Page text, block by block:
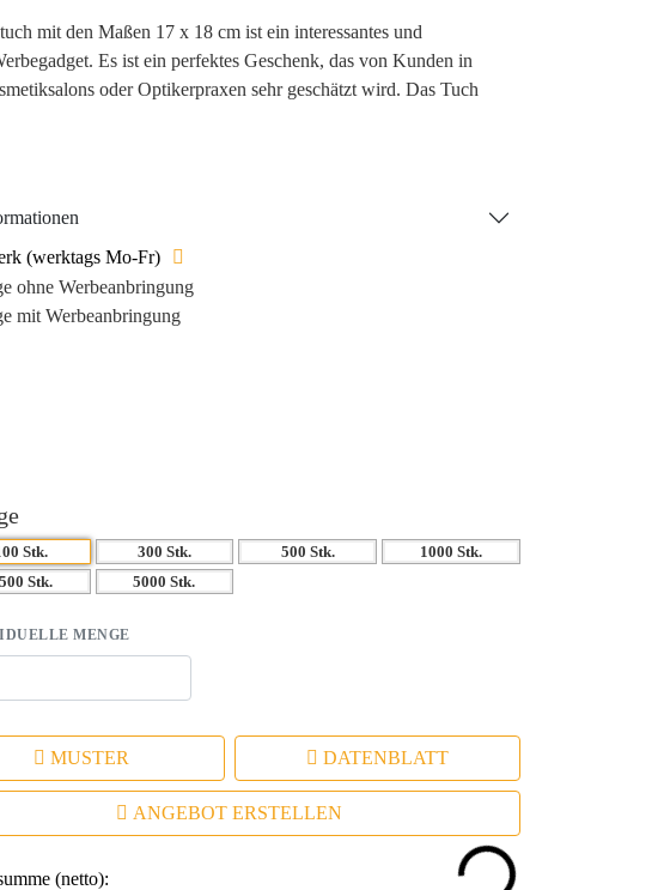
mit den Maßen 17 x 18 cm ist ein interessantes und
Es ist ein perfektes Geschenk, das von Kunden in
oder Optikerpraxen sehr geschätzt wird. Das Tuch
farbenfrohe Gestaltungsmöglichkeit für individuelle
(werktags Mo-Fr)
ohne Werbeanbringung
mit Werbeanbringung
Stk. 300 Stk. 500 Stk.
1000 Stk.
Stk.
5000 Stk.
MENGE
MUSTER DATENBLATT
ANGEBOT ERSTELLEN
(netto):